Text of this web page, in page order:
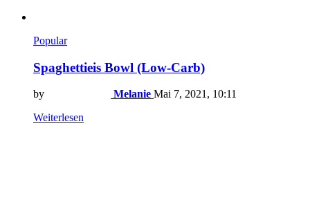
Popular
Spaghettieis Bowl (Low-Carb)
by Melanie Mai 7, 2021, 10:11
Weiterlesen